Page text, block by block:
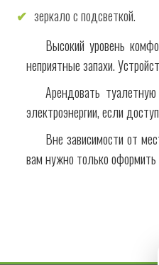
зеркало с подсветкой.
Высокий уровень
неприятные запахи.
Арендовать
электроэнергии, если
Вне зависимости от
вам нужно только оформить